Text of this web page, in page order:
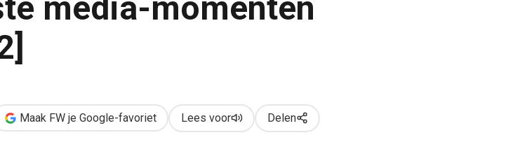
media-momenten
Maak FW je Google-favoriet Lees voor Delen